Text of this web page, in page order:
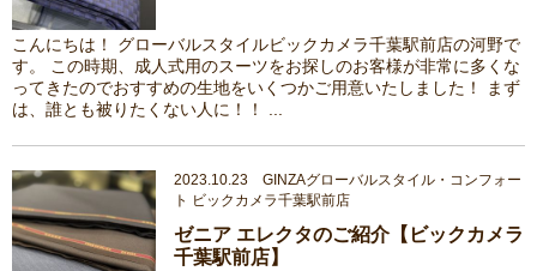
こんにちは！ グローバルスタイルビックカメラ千葉駅前店の河野で
す。 この時期、成人式用のスーツをお探しのお客様が非常に多くな
ってきたのでおすすめの生地をいくつかご用意いたしました！ まず
は、誰とも被りたくない人に！！ ...
2023.10.23 GINZAグローバルスタイル・コンフォー
ト ビックカメラ千葉駅前店
ゼニア エレクタのご紹介【ビックカメラ
千葉駅前店】